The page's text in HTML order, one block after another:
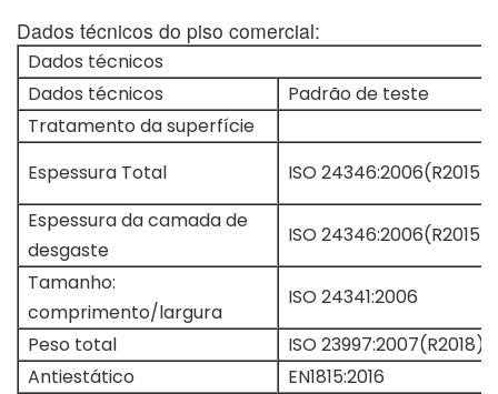
Dados técnicos do piso comercial:
Dados técnicos
Dados técnicos
Padrão de teste
Tratamento da superfície
Espessura Total
ISO 24346:2006(R2015)
Espessura da camada de
desgaste
ISO 24346:2006(R2015)
Tamanho:
comprimento/largura
ISO 24341:2006
Peso total
ISO 23997:2007(R2018)
Antiestático
EN1815:2016